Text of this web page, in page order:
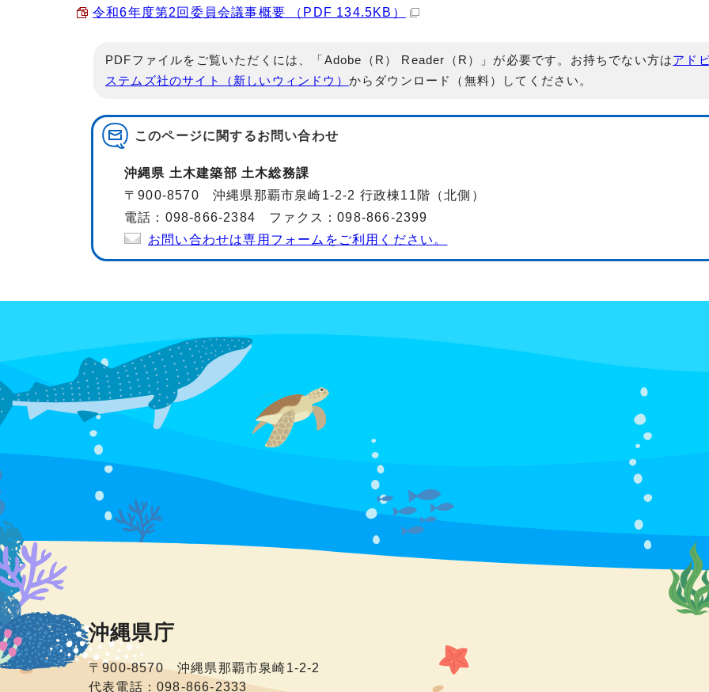
令和6年度第2回委員会議事概要 （PDF 134.5KB）
PDFファイルをご覧いただくには、「Adobe（R） Reader（R）」が必要です。お持ちでない方はアド
ステムズ社のサイト（新しいウィンドウ） からダウンロード（無料）してください。
このページに関するお問い合わせ
沖縄県 土木建築部 土木総務課
〒900-8570 沖縄県那覇市泉崎1-2-2 行政棟11階（北側）
電話：098-866-2384 ファクス：098-866-2399
お問い合わせは専用フォームをご利用ください。
沖縄県庁
〒900-8570 沖縄県那覇市泉崎1-2-2
代表電話：098-866-2333